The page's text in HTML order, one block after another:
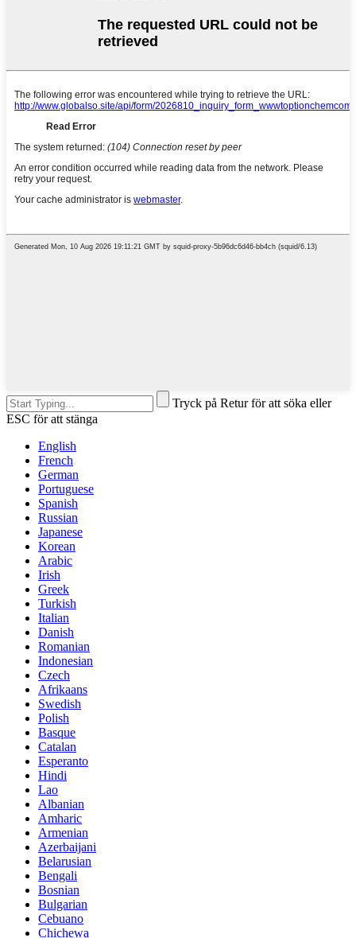
Tryck på Retur för att söka eller
ESC för att stänga
English
French
German
Portuguese
Spanish
Russian
Japanese
Korean
Arabic
Irish
Greek
Turkish
Italian
Danish
Romanian
Indonesian
Czech
Afrikaans
Swedish
Polish
Basque
Catalan
Esperanto
Hindi
Lao
Albanian
Amharic
Armenian
Azerbaijani
Belarusian
Bengali
Bosnian
Bulgarian
Cebuano
Chichewa